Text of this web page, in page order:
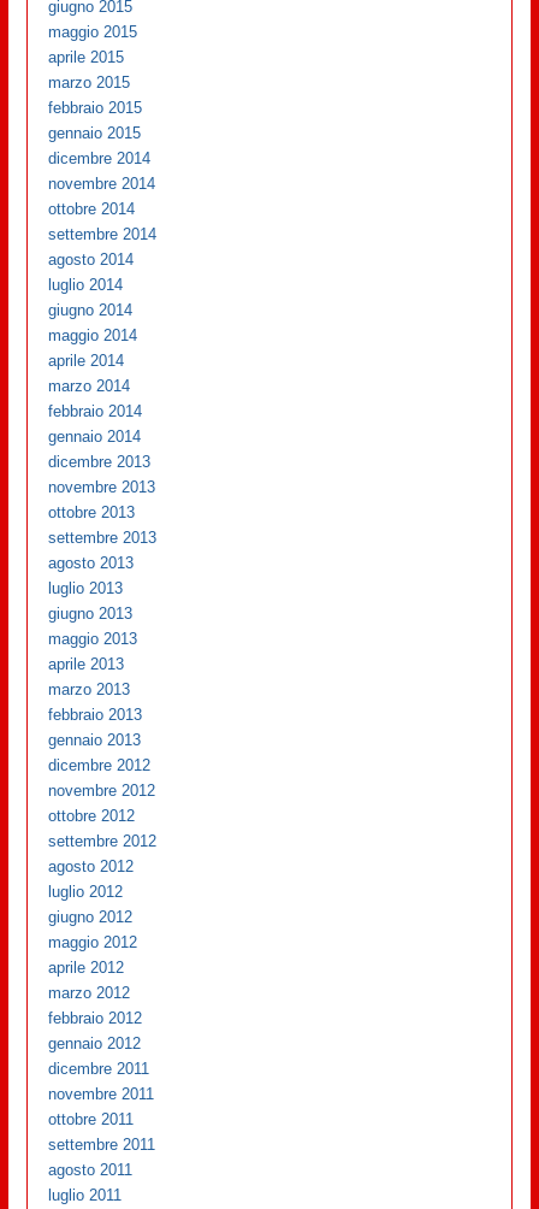
giugno 2015
maggio 2015
aprile 2015
marzo 2015
febbraio 2015
gennaio 2015
dicembre 2014
novembre 2014
ottobre 2014
settembre 2014
agosto 2014
luglio 2014
giugno 2014
maggio 2014
aprile 2014
marzo 2014
febbraio 2014
gennaio 2014
dicembre 2013
novembre 2013
ottobre 2013
settembre 2013
agosto 2013
luglio 2013
giugno 2013
maggio 2013
aprile 2013
marzo 2013
febbraio 2013
gennaio 2013
dicembre 2012
novembre 2012
ottobre 2012
settembre 2012
agosto 2012
luglio 2012
giugno 2012
maggio 2012
aprile 2012
marzo 2012
febbraio 2012
gennaio 2012
dicembre 2011
novembre 2011
ottobre 2011
settembre 2011
agosto 2011
luglio 2011